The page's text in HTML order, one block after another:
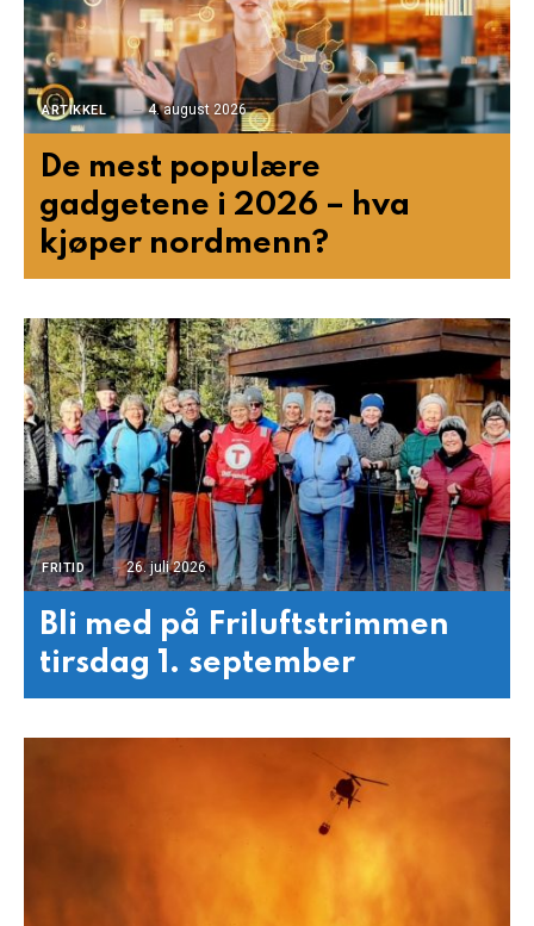
ARTIKKEL 4. august 2026
De mest populære
gadgetene i 2026 – hva
kjøper nordmenn?
FRITID 26. juli 2026
Bli med på Friluftstrimmen
tirsdag 1. september